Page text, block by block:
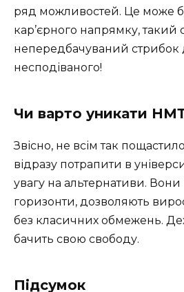
ряд можливостей. Це може
кар’єрного напрямку, такий
непередбачуваний стрибок
несподіваного!
Чи варто уникати
Звісно, не всім так
відразу потрапити в
увагу на альтернативи. Вони
горизонти, дозволяють
без класичних обмежень.
бачить свою свободу.
Підсумок